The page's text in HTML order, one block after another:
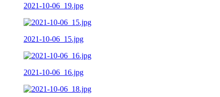
2021-10-06_19.jpg
2021-10-06_15.jpg
2021-10-06_16.jpg